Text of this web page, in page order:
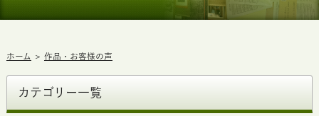
ホーム 作品・お客様の声
カテゴリー一覧